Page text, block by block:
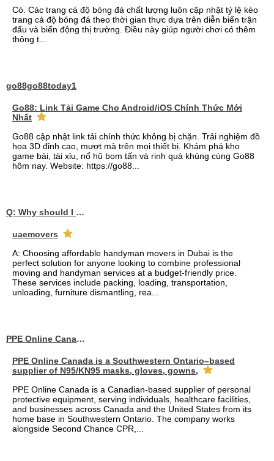
Có. Các trang cá độ bóng đá chất lượng luôn cập nhật tỷ lệ kèo
trang cá độ bóng đá theo thời gian thực dựa trên diễn biến trận
đấu và biến động thị trường. Điều này giúp người chơi có thêm
thông t...
go88go88today1
Go88: Link Tải Game Cho Android/iOS Chính Thức Mới
Nhất
Go88 cập nhật link tải chính thức không bị chặn. Trải nghiệm đồ
họa 3D đỉnh cao, mượt mà trên mọi thiết bị. Khám phá kho
game bài, tài xỉu, nổ hũ bom tấn và rinh quà khủng cùng Go88
hôm nay. Website: https://go88...
Q: Why should I choose affordable handyman movers in Dubai for my relocation and maintenance needs?
uaemovers
A: Choosing affordable handyman movers in Dubai is the
perfect solution for anyone looking to combine professional
moving and handyman services at a budget-friendly price.
These services include packing, loading, transportation,
unloading, furniture dismantling, rea...
PPE Online Canada – Bulk PPE Supplier | N95, Gloves, Masks & Medical Supplies
PPE Online Canada is a Southwestern Ontario–based
supplier of N95/KN95 masks, gloves, gowns,
PPE Online Canada is a Canadian-based supplier of personal
protective equipment, serving individuals, healthcare facilities,
and businesses across Canada and the United States from its
home base in Southwestern Ontario. The company works
alongside Second Chance CPR,...